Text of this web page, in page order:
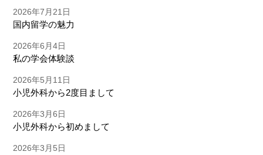
2026年7月21日
国内留学の魅力
2026年6月4日
私の学会体験談
2026年5月11日
小児外科から2度目まして
2026年3月6日
小児外科から初めまして
2026年3月5日